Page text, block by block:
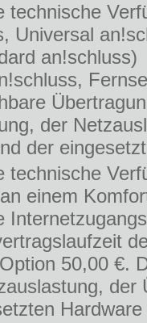
technische
Universal
an!schluss)
der
der
technische
einem
50,00 €.